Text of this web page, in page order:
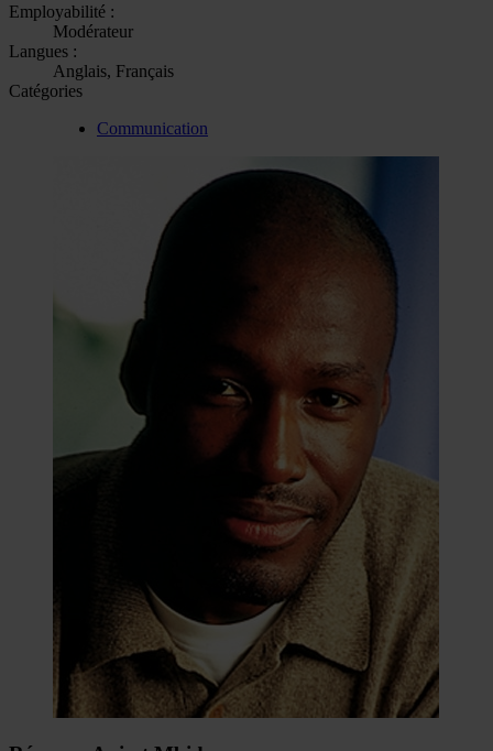
Employabilité :
Modérateur
Langues :
Anglais, Français
Catégories
Communication